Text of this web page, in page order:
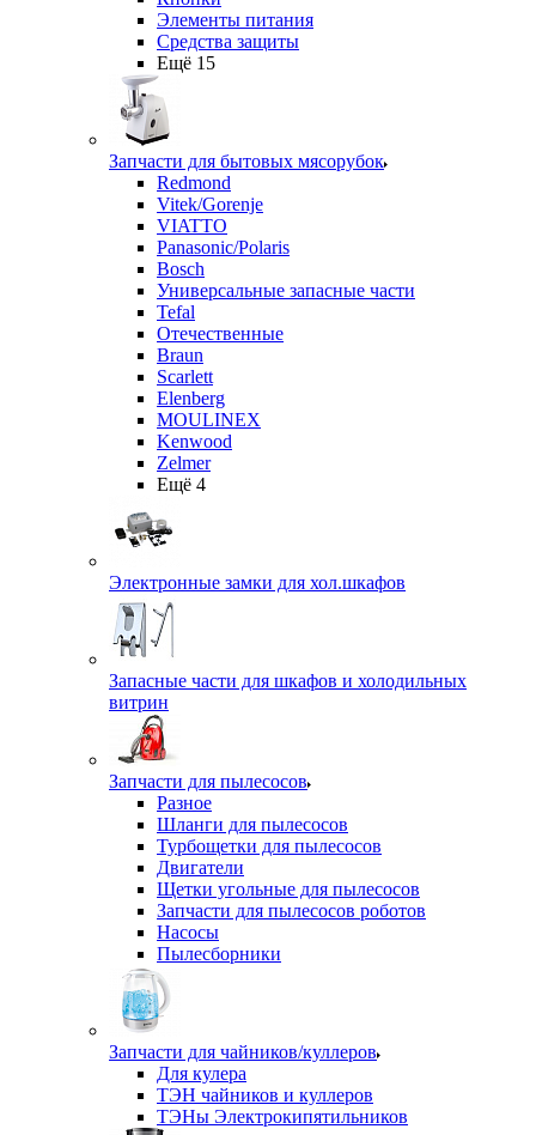
Элементы питания
Средства защиты
Ещё 15
Запчасти для бытовых мясорубок
Redmond
Vitek/Gorenje
VIATTO
Panasonic/Polaris
Bosch
Универсальные запасные части
Tefal
Отечественные
Braun
Scarlett
Elenberg
MOULINEX
Kenwood
Zelmer
Ещё 4
Электронные замки для хол.шкафов
Запасные части для шкафов и холодильных
витрин
Запчасти для пылесосов
Разное
Шланги для пылесосов
Турбощетки для пылесосов
Двигатели
Щетки угольные для пылесосов
Запчасти для пылесосов роботов
Насосы
Пылесборники
Запчасти для чайников/куллеров
Для кулера
ТЭН чайников и куллеров
ТЭНы Электрокипятильников